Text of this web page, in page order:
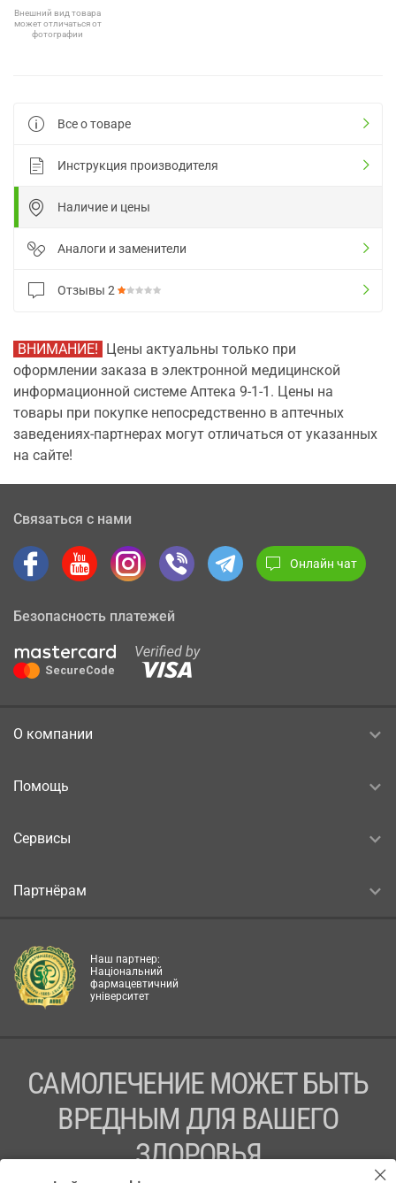
Внешний вид товара
может отличаться от
фотографии
Все о товаре
Инструкция производителя
Наличие и цены
Аналоги и заменители
Отзывы 2
ВНИМАНИЕ! Цены актуальны только при
оформлении заказа в электронной медицинской
информационной системе Аптека 9-1-1. Цены на
товары при покупке непосредственно в аптечных
заведениях-партнерах могут отличаться от указанных
на сайте!
Связаться с нами
Онлайн чат
Безопасность платежей
О компании
Помощь
Сервисы
Партнёрам
Наш партнер:
Національний
фармацевтичний
університет
САМОЛЕЧЕНИЕ МОЖЕТ БЫТЬ
ВРЕДНЫМ ДЛЯ ВАШЕГО
ЗДОРОВЬЯ